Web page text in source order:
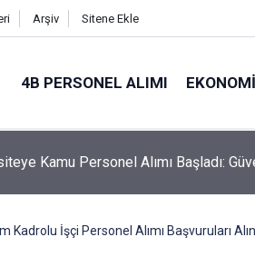
Arşiv Sitene Ekle
4B PERSONEL ALIMI EKONOMI
Kamu Personel Alımı Başladı:
Kadrolu İşçi Personel Alımı Başvuruları